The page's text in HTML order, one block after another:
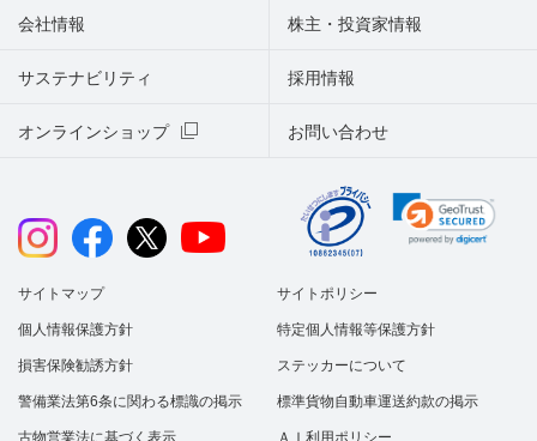
会社情報 株主・投資家情報
サステナビリティ
オンラインショップ お問い合わせ
採用情報
サイトマップ サイトポリシー
個人情報保護方針 特定個人情報等保護方針
損害保険勧誘方針 ステッカーについて
警備業法第6条に関わる標識の掲示 標準貨物自動車運送約款の掲示